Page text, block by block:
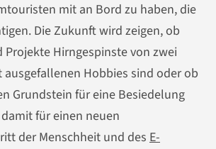
mit an Bord zu haben, die
Die Zukunft wird zeigen, ob
Projekte Hirngespinste von zwei
ausgefallenen Hobbies sind oder ob
Grundstein für eine Besiedelung
für einen neuen
der Menschheit und des E-